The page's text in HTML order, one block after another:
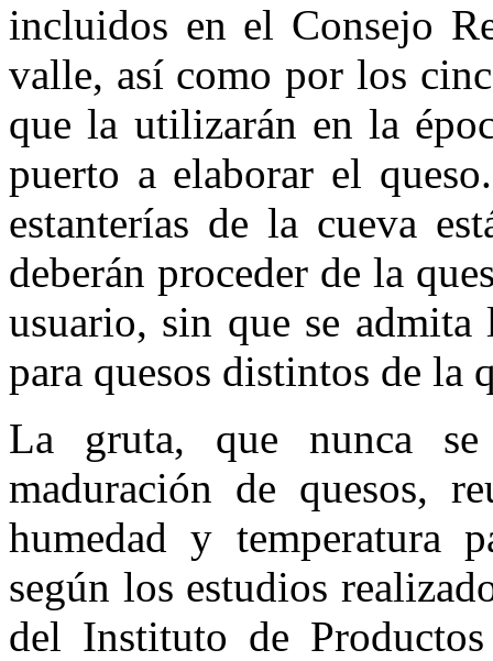
incluidos en el Consejo
valle, así como por los
que la utilizarán en la
puerto a elaborar el
estanterías de la cueva
deberán proceder de la
usuario, sin que se
para quesos distintos de la
La gruta, que nunca
maduración de quesos,
humedad y temperatura
según los estudios
del Instituto de